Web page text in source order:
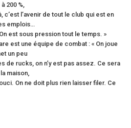
200 %,
l’avenir de tout le club qui est en
emplois…
est sous pression tout le temps. »
est une équipe de combat : « On joue
un peu
de rucks, on n’y est pas assez. Ce sera
maison,
On ne doit plus rien laisser filer. Ce